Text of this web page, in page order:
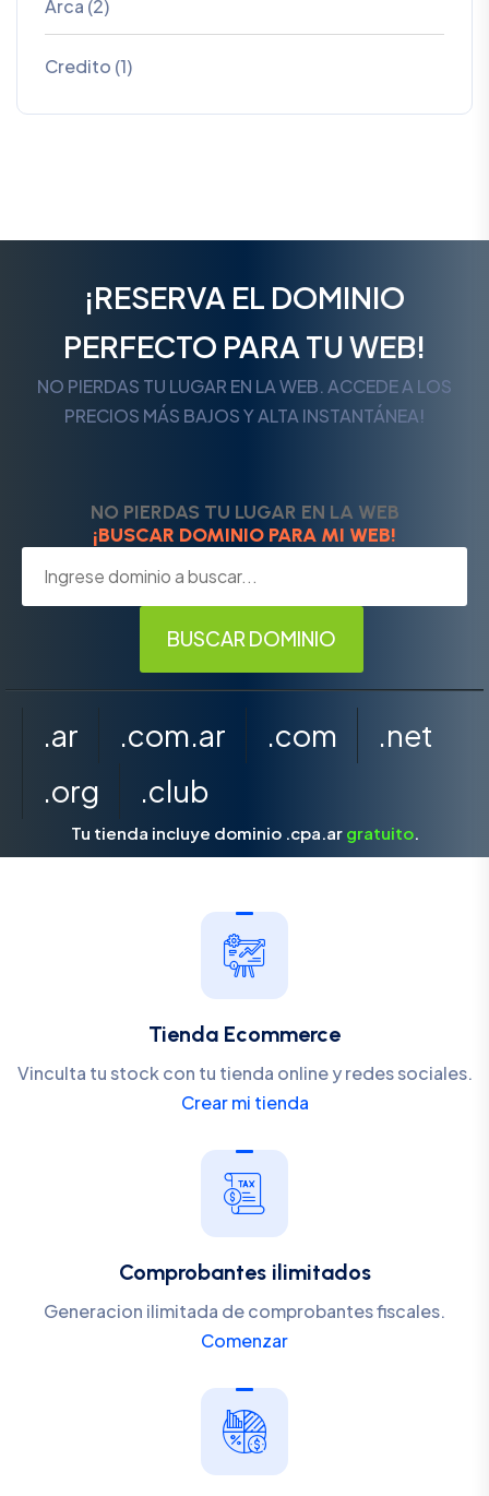
Arca (2)
Credito (1)
¡RESERVA EL DOMINIO
PERFECTO PARA TU WEB!
NO PIERDAS TU LUGAR EN LA WEB. ACCEDE A LOS
PRECIOS MÁS BAJOS Y ALTA INSTANTÁNEA!
NO PIERDAS TU LUGAR EN LA WEB
¡BUSCAR DOMINIO PARA MI WEB!
.ar .com.ar .com
.net
.org
.club
Tu tienda incluye dominio .cpa.ar gratuito.
Tienda Ecommerce
Vinculta tu stock con tu tienda online y redes sociales.
Crear mi tienda
Comprobantes ilimitados
Generacion ilimitada de comprobantes fiscales.
Comenzar